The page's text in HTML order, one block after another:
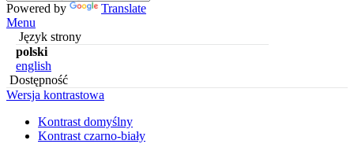
Powered by
Translate
Menu
Język strony
polski
english
Dostępność
Wersja kontrastowa
Kontrast domyślny
Kontrast czarno-biały